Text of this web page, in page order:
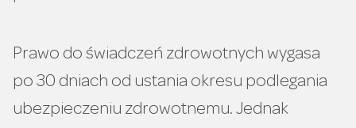
Prawo do świadczeń zdrowotnych wygasa
po 30 dniach od ustania okresu podlegania
ubezpieczeniu zdrowotnemu. Jednak